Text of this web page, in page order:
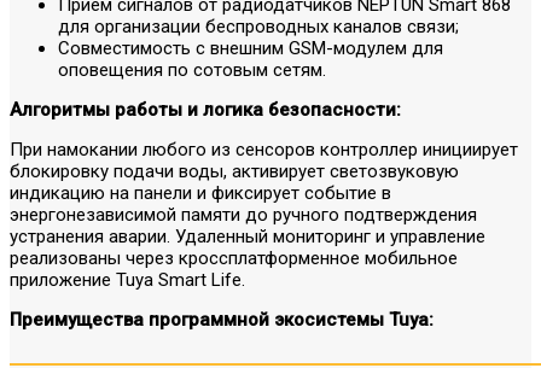
Прием сигналов от радиодатчиков NEPTUN Smart 868
для организации беспроводных каналов связи;
Совместимость с внешним GSM-модулем для
оповещения по сотовым сетям.
Алгоритмы работы и логика безопасности:
При намокании любого из сенсоров контроллер инициирует
блокировку подачи воды, активирует светозвуковую
индикацию на панели и фиксирует событие в
энергонезависимой памяти до ручного подтверждения
устранения аварии. Удаленный мониторинг и управление
реализованы через кроссплатформенное мобильное
приложение Tuya Smart Life.
Преимущества программной экосистемы Tuya: